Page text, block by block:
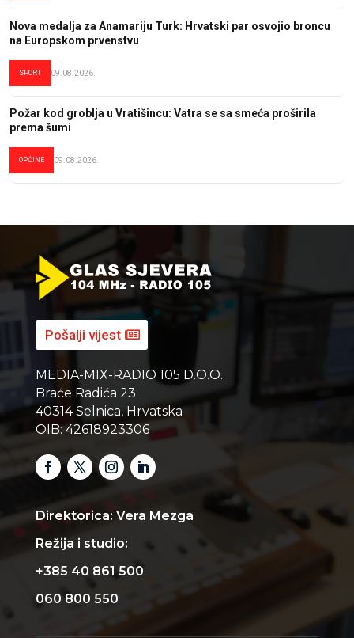
Nova medalja za Anamariju Turk: Hrvatski par osvojio broncu
na Europskom prvenstvu
SPORT 09.08.2026.
Požar kod groblja u Vratišincu: Vatra se sa smeća proširila
prema šumi
OPĆINE 09.08.2026.
Pošalji vijest
MEDIA-MIX-RADIO 105 D.O.O.
Braće Radića 23
40314 Selnica, Hrvatska
OIB: 42618923306
Direktorica: Vera Mezga
Režija i studio:
+385 40 861 500
060 800 550